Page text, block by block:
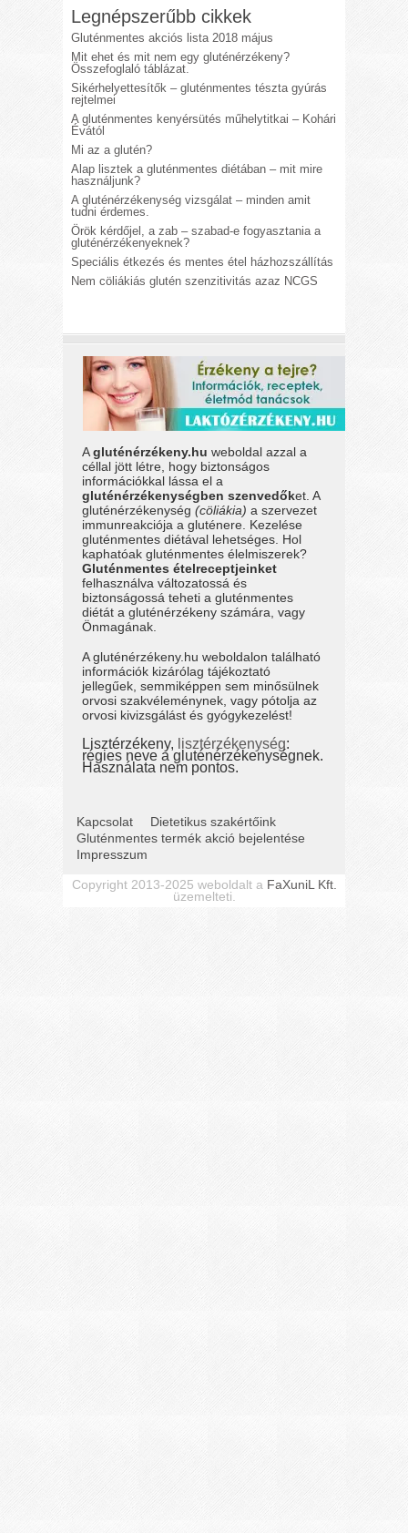
Legnépszerűbb cikkek
Gluténmentes akciós lista 2018 május
Mit ehet és mit nem egy gluténérzékeny?
Összefoglaló táblázat.
Sikérhelyettesítők – gluténmentes tészta gyúrás
rejtelmei
A gluténmentes kenyérsütés műhelytitkai – Kohári
Évától
Mi az a glutén?
Alap lisztek a gluténmentes diétában – mit mire
használjunk?
A gluténérzékenység vizsgálat – minden amit
tudni érdemes.
Örök kérdőjel, a zab – szabad-e fogyasztania a
gluténérzékenyeknek?
Speciális étkezés és mentes étel házhozszállítás
Nem cöliákiás glutén szenzitivitás azaz NCGS
Agluténérzékeny.hu weboldal azzal a
céllal jött létre, hogy biztonságos
információkkal lássa el a
gluténérzékenységben szenvedőket. A
gluténérzékenység(cöliákia) a szervezet
immunreakciója a gluténere. Kezelése
gluténmentes diétával lehetséges. Hol
kaphatóak gluténmentes élelmiszerek?
Gluténmentes ételreceptjeinket
felhasználva változatossá és
biztonságossá teheti a gluténmentes
diétát a gluténérzékeny számára, vagy
Önmagának.
A gluténérzékeny.hu weboldalon található
információk kizárólag tájékoztató
jellegűek, semmiképpen sem minősülnek
orvosi szakvéleménynek, vagy pótolja az
orvosi kivizsgálást és gyógykezelést!
Lisztérzékeny, lisztérzékenység:
régies neve a gluténérzékenységnek.
Használata nem pontos.
Kapcsolat
Dietetikus szakértőink
Gluténmentes termék akció bejelentése
Impresszum
Copyright 2013-2025 weboldalt a FaXuniL Kft.
üzemelteti.